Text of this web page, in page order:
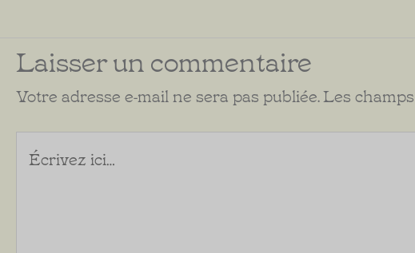
Laisser un commentaire
Votre adresse e-mail ne sera pas publiée.Les
Écrivez
ici…